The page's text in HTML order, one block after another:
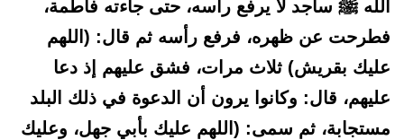
الله ﷺ ساجد لا يرفع رأسه، حتى جاءته فاطمة،
فطرحت عن ظهره، فرفع رأسه ثم قال: (اللهم
عليك بقريش) ثلاث مرات، فشق عليهم إذ دعا
عليهم، قال: وكانوا يرون أن الدعوة في ذلك البلد
مستجابة، ثم سمى: (اللهم عليك بأبي جهل، وعليك